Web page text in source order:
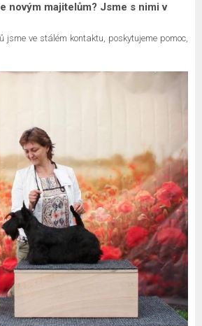
novým majitelům? Jsme s nimi v
jsme ve stálém kontaktu, poskytujeme pomoc,